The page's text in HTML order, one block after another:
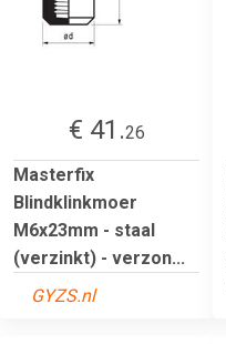
€ 41.26
Masterfix
Blindklinkmoer
M6x23mm - staal
(verzinkt) - verzon...
GYZS.nl